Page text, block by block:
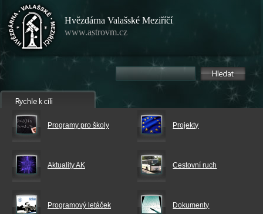
Hvězdárna Valašské Meziříčí
www.astrovm.cz
Programy pro školy Projekty
Aktuality AK Cestovní ruch
Programový letáček Dokumenty